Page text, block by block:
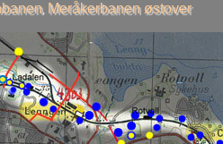
, Meråkerbanen østover